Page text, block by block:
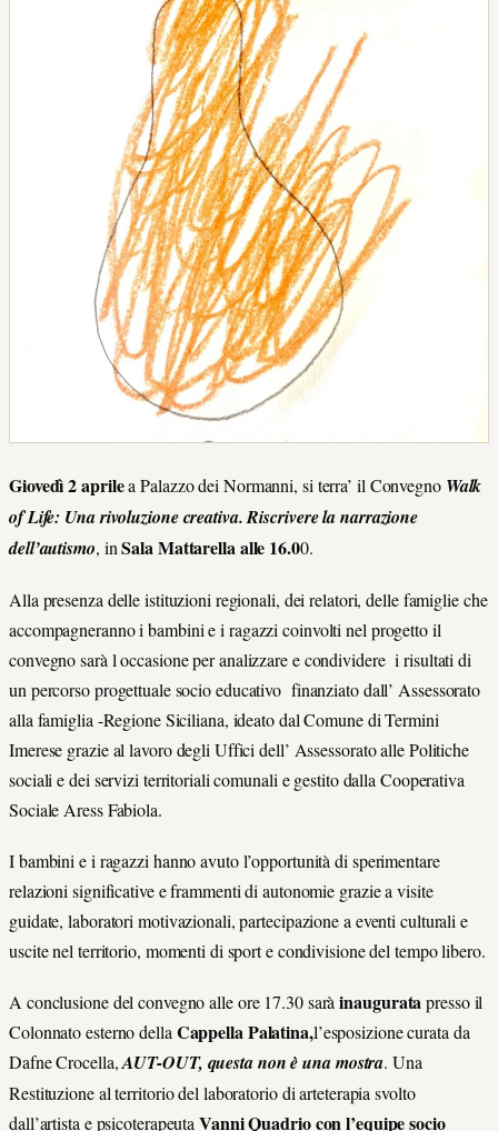
Giovedì 2 aprilea Palazzo dei Normanni, si terra’ il Convegno Walk
of Life: Una rivoluzione creativa. Riscrivere la narrazione
dell’autismo, inSala Mattarella alle 16.00.
Alla presenza delle istituzioni regionali, dei relatori, delle famiglie che
accompagneranno i bambini e i ragazzi coinvolti nel progetto il
convegno sarà l occasione per analizzare e condividere i risultati di
un percorso progettuale socio educativo finanziato dall’ Assessorato
alla famiglia -Regione Siciliana, ideato dal Comune di Termini
Imerese grazie al lavoro degli Uffici dell’ Assessorato alle Politiche
sociali e dei servizi territoriali comunali e gestito dalla Cooperativa
Sociale Aress Fabiola.
I bambini e i ragazzi hanno avuto l’opportunità di sperimentare
relazioni significative e frammenti di autonomie grazie a visite
guidate, laboratori motivazionali, partecipazione a eventi culturali e
uscite nel territorio, momenti di sport e condivisione del tempo libero.
A conclusione del convegno alle ore 17.30 saràinauguratapresso il
Colonnato esterno dellaCappella Palatina,l’esposizione curata da
Dafne Crocella,AUT-OUT, questa non è una mostra. Una
Restituzione al territorio del laboratorio di arteterapia svolto
dall’artista e psicoterapeutaVanni Quadrio con l’equipe socio